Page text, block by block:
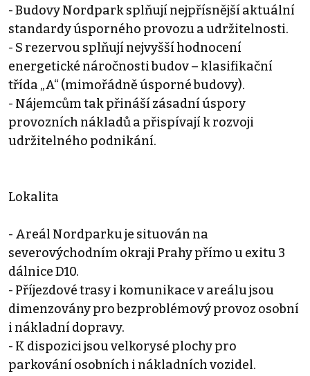
- Budovy Nordpark splňují nejpřísnější aktuální
standardy úsporného provozu a udržitelnosti.
- S rezervou splňují nejvyšší hodnocení
energetické náročnosti budov – klasifikační
třída „A“ (mimořádně úsporné budovy).
- Nájemcům tak přináší zásadní úspory
provozních nákladů a přispívají k rozvoji
udržitelného podnikání.
Lokalita
- Areál Nordparku je situován na
severovýchodním okraji Prahy přímo u exitu 3
dálnice D10.
- Příjezdové trasy i komunikace v areálu jsou
dimenzovány pro bezproblémový provoz osobní
i nákladní dopravy.
- K dispozici jsou velkorysé plochy pro
parkování osobních i nákladních vozidel.